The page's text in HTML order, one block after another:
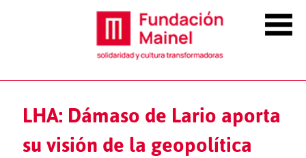
LHA: Dámaso de Lario aporta
su visión de la geopolítica